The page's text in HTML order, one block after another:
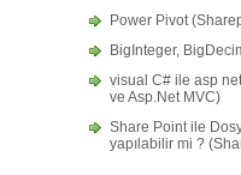
Power Pivot
BigInteger,
visual C# ile asp
ve Asp.Net MVC)
Share Point ile
yapılabilir mi ?